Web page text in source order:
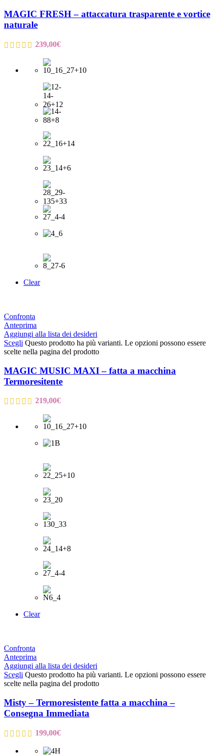
MAGIC FRESH – attaccatura trasparente e vortice
naturale
239,00€
Clear
Confronta
Anteprima
Aggiungi alla lista dei desideri
Scegli Questo prodotto ha più varianti. Le opzioni possono essere
scelte nella pagina del prodotto
MAGIC MUSIC MAXI – fatta a macchina
Termoresitente
219,00€
Clear
Confronta
Anteprima
Aggiungi alla lista dei desideri
Scegli Questo prodotto ha più varianti. Le opzioni possono essere
scelte nella pagina del prodotto
Misty – Termoresistente fatta a macchina –
Consegna Immediata
199,00€